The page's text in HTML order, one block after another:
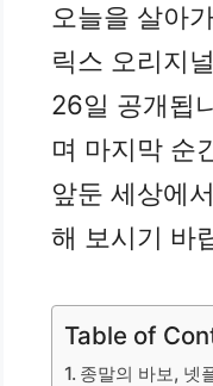
오늘을 살아
릭스 오리지
26일 공개됩
며 마지막 순
앞둔 세상에
해 보시기 바
Table of
종말의 바보, 넷